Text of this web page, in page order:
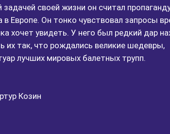
своей жизни он считал
в Европе. Он тонко чувствовал запросы
хочет увидеть. У него был редкий дар
их так, что рождались великие шедевры,
лучших мировых балетных трупп.
Козин